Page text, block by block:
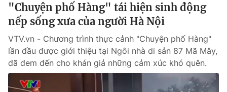
Phó Tổng Biên tập:Nguyễn Thị Mỹ Hạnh, Phạm Quốc Thắng,
Nguyễn Trọng Ninh
024.38 355 931 - 024.38 355 932
Ðiện thoại Thời báo VTV:024.66 897 897
Email:toasoan@vtv.vn
Liên hệ quảng cáo:024-7300.7108
"Chuyện phố Hàng" tái hiện sinh động
nếp sống xưa của người Hà Nội
VTV.vn - Chương trình thực cảnh "Chuyện phố Hàng"
lần đầu được giới thiệu tại Ngôi nhà di sản 87 Mã Mây,
đã đem đến cho khán giả những cảm xúc khó quên.